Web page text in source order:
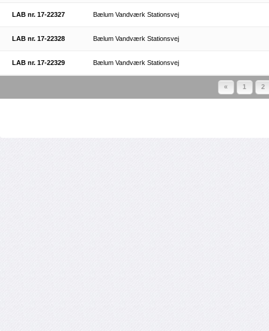
LAB nr. 17-22327 Bælum Vandværk Stationsvej
LAB nr. 17-22328 Bælum Vandværk Stationsvej
LAB nr. 17-22329 Bælum Vandværk Stationsvej
« 1 2